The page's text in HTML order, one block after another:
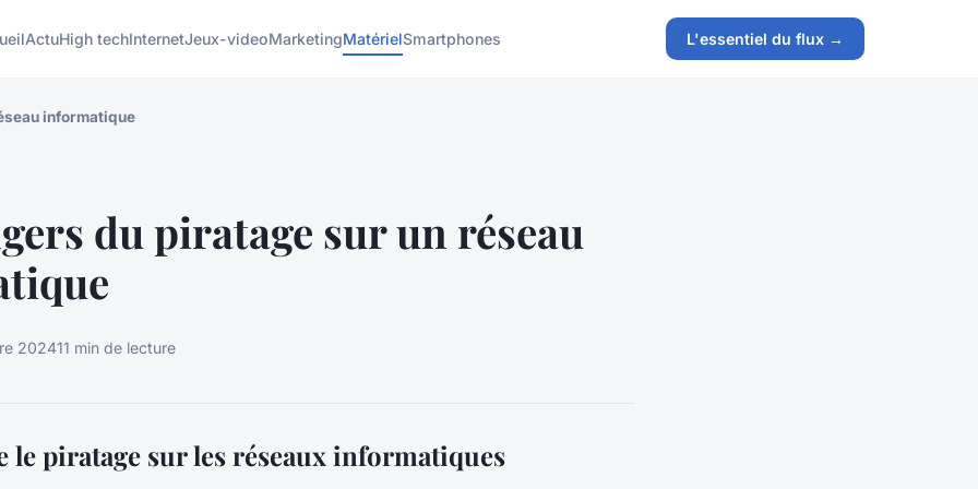
ActuHigh techInternetJeux-videoMarketingMatérielSmartphones L'essentiel du flux →
informatique
du piratage sur un réseau
202411 min de lecture
le piratage sur les réseaux informatiques